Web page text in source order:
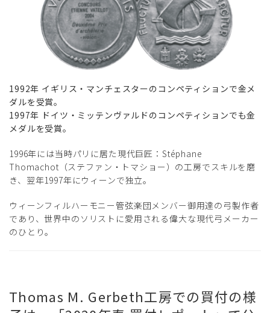
1992年 イギリス・マンチェスターのコンペティションで金メ
ダルを受賞。
1997年 ドイツ・ミッテンヴァルドのコンペティションでも金
メダルを受賞。
1996年には当時パリに居た現代巨匠：Stéphane
Thomachot（ステファン・トマショー）の工房でスキルを磨
き、翌年1997年にウィーンで独立。
ウィーンフィルハーモニー管弦楽団メンバー御用達の弓製作者
であり、世界中のソリストに愛用される偉大な現代弓メーカー
のひとり。
Thomas M. Gerbeth工房での買付の様